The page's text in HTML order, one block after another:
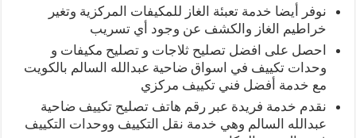
نوفر أيضا خدمة تعبئة الغاز للمكيفات المركزية وتغير
خراطيم الغاز والكشف عن وجود أي تسريب
احصل على افضل تصليح ثلاجات و تصليح مكيفات و
وحدات تكييف في اسواق ضاحية عبدالله السالم بالكويت
مع خدمة أفضل فني تكييف مركزي
نقدم خدمة فريدة عبر رقم هاتف تصليح تكييف ضاحية
عبدالله السالم وهي خدمة نقل التكييف ووحدات التكييف